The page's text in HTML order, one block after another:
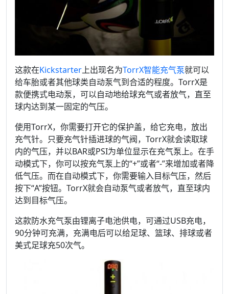
这款在Kickstarter上出现名为TorrX智能充气泵就可以
给车胎或者其他球类自动泵气到合适的程度。TorrX是
款便携式电动泵，可以自动地给球充气或者放气，直至
球内达到某一固定的气压。
使用TorrX，你需要打开它的保护盖，给它充电，放出
充气针。只要充气针插进球的气阀，TorrX就会读取球
内的气压，并以BAR或PSI为单位显示在充气泵上。在手
动模式下，你可以按充气泵上的“+”或者“-”来增加或者降
低气压。而在自动模式下，你需要输入目标气压，然后
按下“A”按钮。TorrX就会自动泵气或者放气，直至球内
达到目标气压。
这款防水充气泵由锂离子电池供电，可通过USB充电，
90分钟可充满，充满电后可以给足球、篮球、排球或者
美式足球充50次气。